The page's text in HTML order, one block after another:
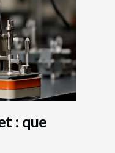
: que